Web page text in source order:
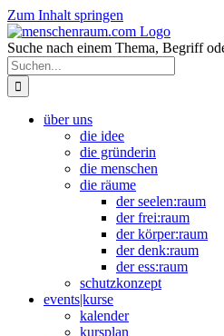
Zum Inhalt springen
Suche nach einem Thema, Begriff
über uns
die idee
die gründerin
die menschen
die räume
der seelen:raum
der frei:raum
der körper:raum
der denk:raum
der ess:raum
schutzkonzept
events|kurse
kalender
kursplan